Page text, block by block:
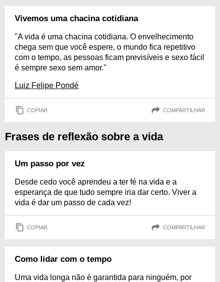
Vivemos uma chacina cotidiana
"A vida é uma chacina cotidiana. O envelhecimento
chega sem que você espere, o mundo fica repetitivo
com o tempo, as pessoas ficam previsíveis e sexo fácil
é sempre sexo sem amor."
Luiz Felipe Pondé
COPIAR COMPARTILHAR
Frases de reflexão sobre a vida
Um passo por vez
Desde cedo você aprendeu a ter fé na vida e a
esperança de que tudo sempre iria dar certo. Viver a
vida é dar um passo de cada vez!
COPIAR COMPARTILHAR
Como lidar com o tempo
Uma vida longa não é garantida para ninguém, por